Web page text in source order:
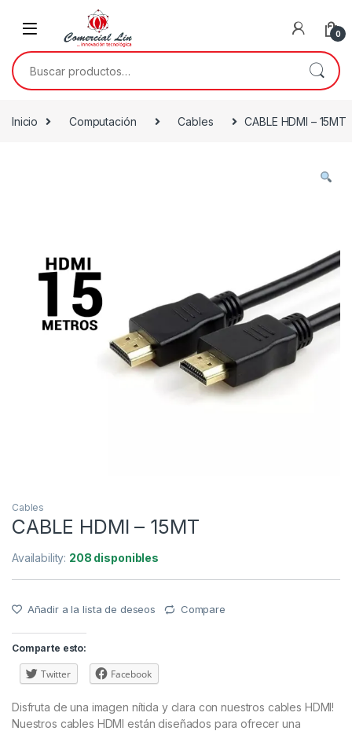
0
Inicio Computación Cables CABLE HDMI – 15MT
Cables
CABLE HDMI – 15MT
Availability: 208 disponibles
Añadir a la lista de deseos Compare
Comparte esto:
Twitter Facebook
Disfruta de una imagen nítida y clara con nuestros cables HDMI!
Nuestros cables HDMI están diseñados para ofrecer una